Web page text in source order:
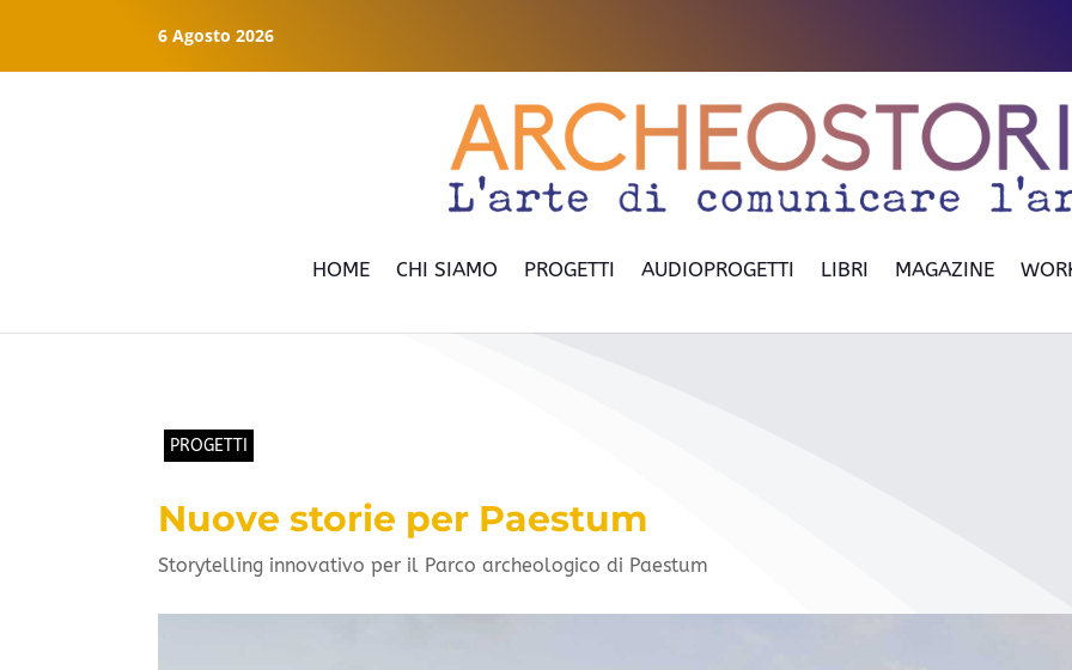
6 Agosto 2026
HOME CHI SIAMO PROGETTI AUDIOPROGETTI LIBRI MAGAZINE
PROGETTI
Nuove storie per Paestum
Storytelling innovativo per il Parco archeologico di Paestum